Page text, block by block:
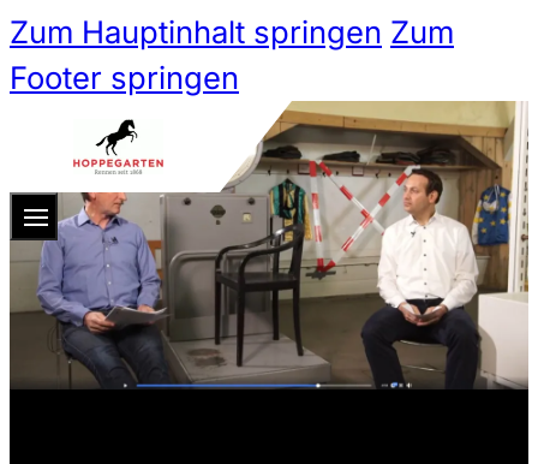
Zum Hauptinhalt springen Zum
Footer springen
Zum
Ticketshop
Ticketkategorien